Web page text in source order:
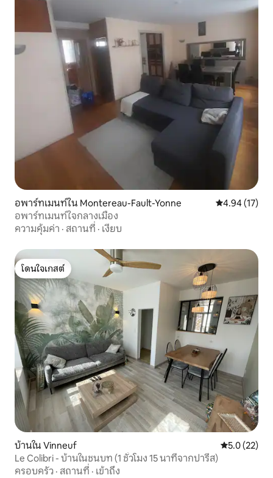
อพาร์ทเมนท์ใน Montereau-Fault-Yonne คะแนนเฉลี่ย
4.94 (17)
อพาร์ทเมนท์ใจกลางเมือง
ความคุ้มค่า · สถานที่ · เงียบ
โดนใจเกสต์
โดนใจเกสต์
บ้านใน Vinneuf คะแนนเฉลี่ย
5.0 (22)
Le Colibri - บ้านในชนบท (1 ชั่วโมง 15 นาทีจากปารีส)
ครอบครัว · สถานที่ · เข้าถึง